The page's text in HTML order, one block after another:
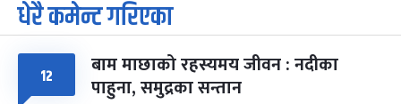
७
आइत
पूर्णिमा व्रत
चैत्र ७, २०८३-Mar 21, 2027
८ फागुपूर्णिमा
चैत्र ८, २०८३-Mar 22, 2027
७ महिना बाँकी
धेरै कमेन्ट गरिएका
१२ बाम माछाको रहस्यमय जीवन : नदीका
पाहुना, समुद्रका सन्तान